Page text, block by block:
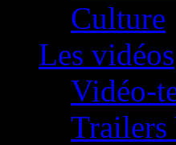
Culture
Les vidéos
Vidéo-
Trailers